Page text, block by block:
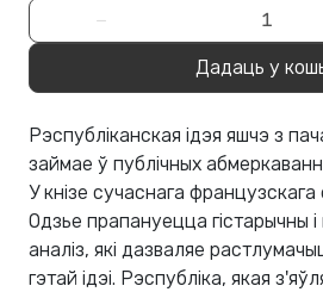
−
Дадаць у
Рэспубліканская ідэя яшчэ з
займае ў публічных
У кнізе сучаснага
Одзье прапануецца гістарычны
аналіз, які дазваляе
гэтай ідэі. Рэспубліка, якая